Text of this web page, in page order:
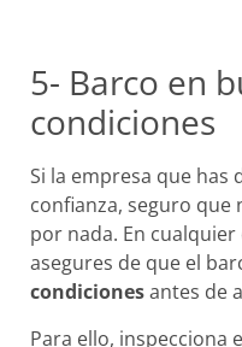
5- Barco en
condiciones
Si la empresa que has
confianza, seguro
por nada. En
asegures de que el
condicionesantes de
Para ello, inspecciona